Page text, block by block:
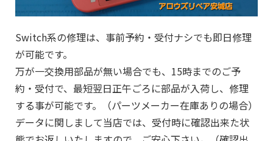
Switch系の修理は、事前予約・受付ナシでも即日修理
が可能です。
万が一交換用部品が無い場合でも、15時までのご予
約・受付で、最短翌日正午ごろに部品が入荷し、修理
する事が可能です。（パーツメーカー在庫ありの場合）
データに関しまして当店では、受付時に確認出来た状